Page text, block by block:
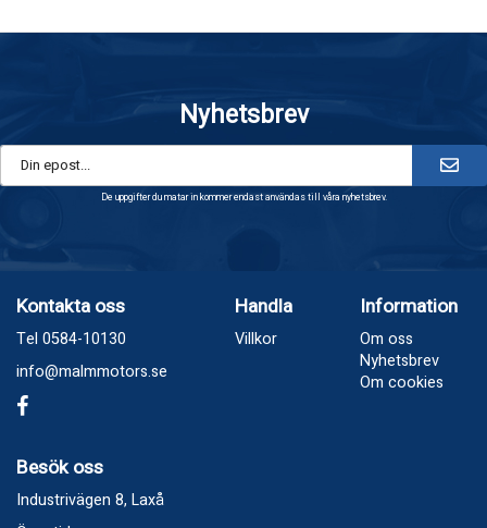
Nyhetsbrev
De uppgifter du matar in kommer endast användas till våra nyhetsbrev.
Kontakta oss
Tel 0584-10130
info@malmmotors.se
Handla
Villkor
Information
Om oss
Nyhetsbrev
Om cookies
Besök oss
Industrivägen 8, Laxå